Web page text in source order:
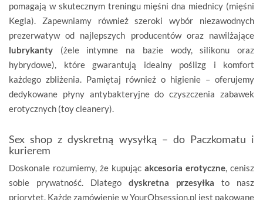
pomagają w skutecznym treningu mięśni dna miednicy (mięśni
Kegla). Zapewniamy również szeroki wybór niezawodnych
prezerwatyw od najlepszych producentów oraz nawilżające
lubrykanty (żele intymne na bazie wody, silikonu oraz
hybrydowe), które gwarantują idealny poślizg i komfort
każdego zbliżenia. Pamiętaj również o higienie – oferujemy
dedykowane płyny antybakteryjne do czyszczenia zabawek
erotycznych (toy cleanery).
Sex shop z dyskretną wysyłką – do Paczkomatu i
kurierem
Doskonale rozumiemy, że kupując akcesoria erotyczne, cenisz
sobie prywatność. Dlatego dyskretna przesyłka to nasz
priorytet. Każde zamówienie w YourObsession.pl jest pakowane